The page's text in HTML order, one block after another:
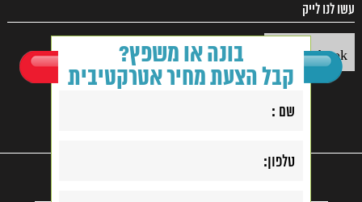
בונה או משפץ?
קבל הצעת מחיר אטרקטיבית
עשו לנו לייק
Facebook